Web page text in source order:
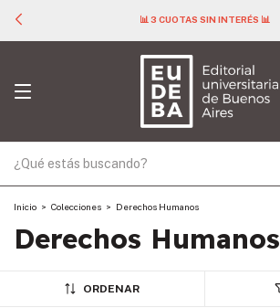
📊 3 CUOTAS SIN INTERÉS 📊
Inicio > Colecciones > Derechos Humanos
Derechos Humanos
ORDENAR